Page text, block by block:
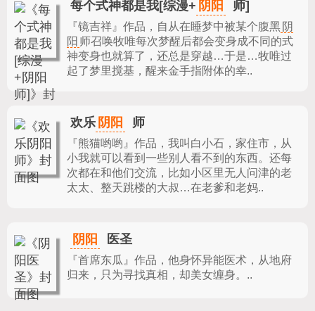
每个式神都是我[综漫+ 阴阳 师]
『镜吉祥』作品， 自从在睡梦中被某个腹黑 阴
阳 师召唤牧唯每次梦醒后都会变身成不同的式
神变身也就算了，还总是穿越…于是…牧唯过
起了梦里搅基，醒来金手指附体的幸..
欢乐 阴阳 师
『熊猫哟哟』作品， 我叫白小石，家住市，从
小我就可以看到一些别人看不到的东西。还每
次都在和他们交流，比如小区里无人问津的老
太太、整天跳楼的大叔…在老爹和老妈..
阴阳 医圣
『首席东瓜』作品， 他身怀异能医术，从地府
归来，只为寻找真相，却美女缠身。..